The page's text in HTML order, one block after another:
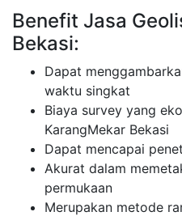
Benefit Jasa
Bekasi:
Dapat
waktu singkat
Biaya survey yang
KarangMekar Bekasi
Dapat mencapai
Akurat dalam
permukaan
Merupakan metode